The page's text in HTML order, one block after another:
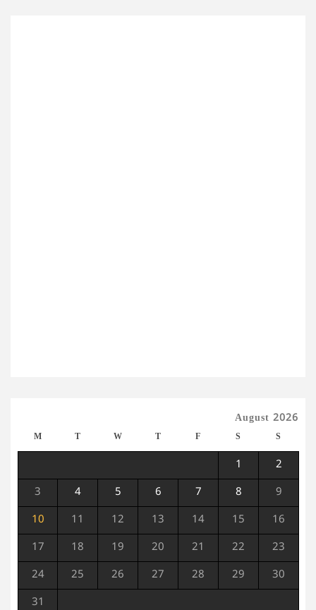
August 2026
M T W T F S S
1 2
3 4 5 6 7 8 9
10 11 12 13 14 15 16
17 18 19 20 21 22 23
24 25 26 27 28 29 30
31